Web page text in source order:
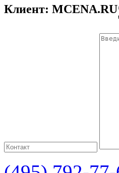
Клиент: MCENA.RU